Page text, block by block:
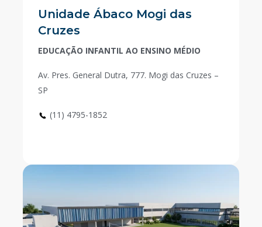
Unidade Ábaco Mogi das
Cruzes
EDUCAÇÃO INFANTIL AO ENSINO MÉDIO
Av. Pres. General Dutra, 777. Mogi das Cruzes –
SP
(11) 4795-1852